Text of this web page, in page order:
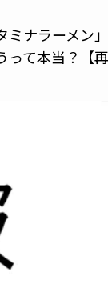
ミナラーメン」
って本当？【再